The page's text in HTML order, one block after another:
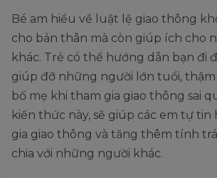
Bé am hiểu về luật lệ giao thông
cho bản thân mà còn giúp ích cho
khác. Trẻ có thể hướng dẫn bạn đi
giúp đỡ những người lớn tuổi,
bố mẹ khi tham gia giao thông sai
kiến thức này, sẽ giúp các em tự tin
gia giao thông và tăng thêm tính
chia với những người khác.